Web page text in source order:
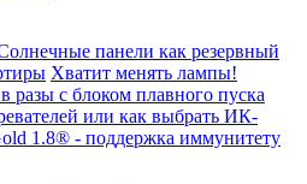
панели как резервный
Хватит менять лампы!
разы с блоком плавного пуска
или как выбрать ИК-
1.8® - поддержка иммунитету